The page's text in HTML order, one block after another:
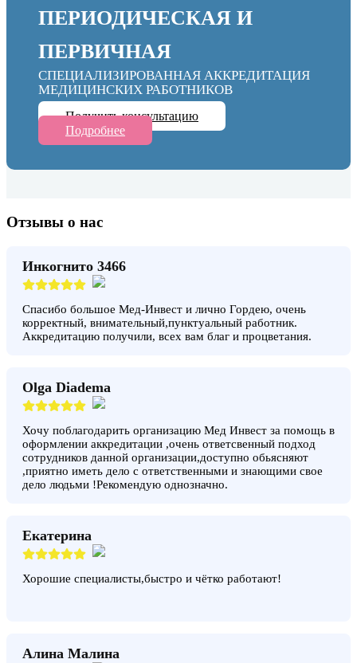
ПЕРИОДИЧЕСКАЯ И
ПЕРВИЧНАЯ
СПЕЦИАЛИЗИРОВАННАЯ АККРЕДИТАЦИЯ
МЕДИЦИНСКИХ РАБОТНИКОВ
Получить консультацию
Подробнее
Отзывы о нас
Инкогнито 3466
Спасибо большое Мед-Инвест и лично Гордею, очень
корректный, внимательный,пунктуальный работник.
Аккредитацию получили, всех вам благ и процветания.
Olga Diadema
Хочу поблагодарить организацию Мед Инвест за помощь в
оформлении аккредитации ,очень ответсвенный подход
сотрудников данной организации,доступно обьясняют
,приятно иметь дело с ответственными и знающими свое
дело людьми !Рекомендую однозначно.
Екатерина
Хорошие специалисты,быстро и чётко работают!
Алина Малина